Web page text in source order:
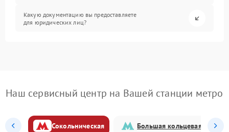
Какую документацию вы предоставляете
для юридических лиц?
Наш сервисный центр на Вашей станции метро
Сокольническая Большая кольцевая